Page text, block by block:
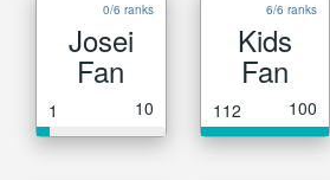
0/6 ranks
Josei
Fan
1 10
6/6 ranks
Kids
Fan
112 100